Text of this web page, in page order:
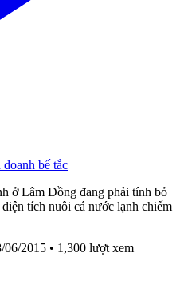
bế tắc
ở Lâm Đồng đang phải tính bỏ
tích nuôi cá nước lạnh chiếm
06/2015 • 1,300 lượt xem